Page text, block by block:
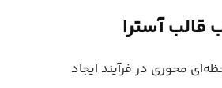
محوری در فرآیند ایجاد